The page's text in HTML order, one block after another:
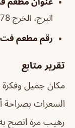
البرج، الخرج 16278، المملكة العربية السعودية
رقم مطعم
تقرير متابع
مكان جميل
السعرات بصراحة
رهيب مرة انصح به